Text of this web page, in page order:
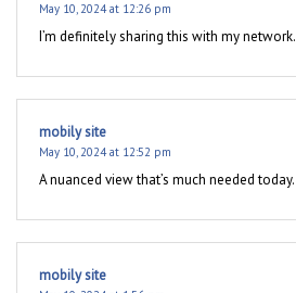
May 10, 2024 at 12:26 pm
I’m definitely sharing this with my network.
mobily site
May 10, 2024 at 12:52 pm
A nuanced view that’s much needed today.
mobily site